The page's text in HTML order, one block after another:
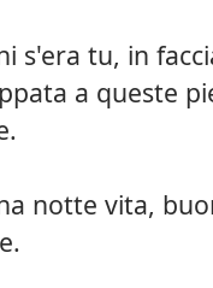
s'era tu, in
a queste
notte vita,